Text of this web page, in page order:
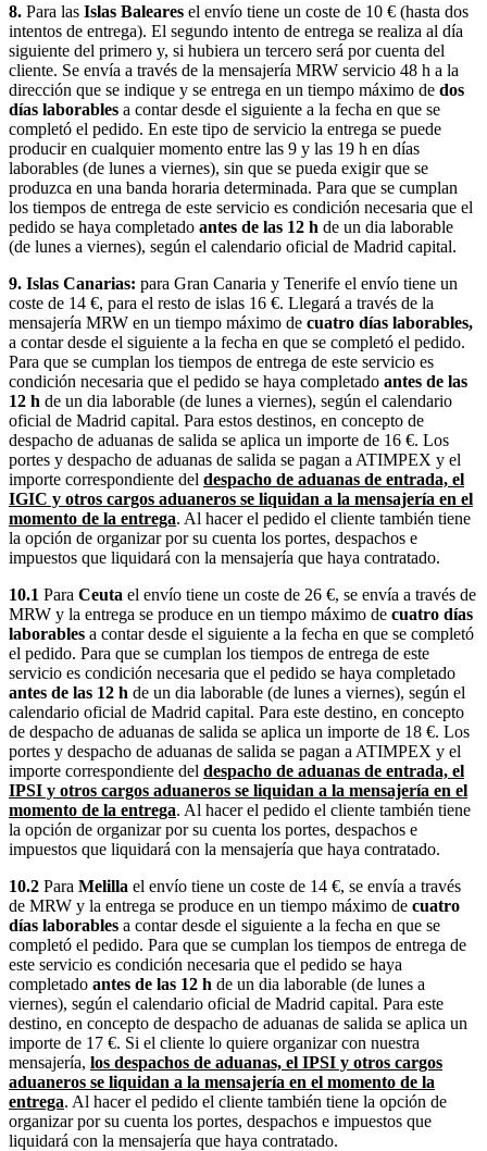
8. Para las Islas Baleares el envío tiene un coste de 10 € (hasta dos
intentos de entrega). El segundo intento de entrega se realiza al día
siguiente del primero y, si hubiera un tercero será por cuenta del
cliente. Se envía a través de la mensajería MRW servicio 48 h a la
dirección que se indique y se entrega en un tiempo máximo de dos
días laborables a contar desde el siguiente a la fecha en que se
completó el pedido. En este tipo de servicio la entrega se puede
producir en cualquier momento entre las 9 y las 19 h en días
laborables (de lunes a viernes), sin que se pueda exigir que se
produzca en una banda horaria determinada. Para que se cumplan
los tiempos de entrega de este servicio es condición necesaria que el
pedido se haya completado antes de las 12 h de un dia laborable
(de lunes a viernes), según el calendario oficial de Madrid capital.
9. Islas Canarias: para Gran Canaria y Tenerife el envío tiene un
coste de 14 €, para el resto de islas 16 €. Llegará a través de la
mensajería MRW en un tiempo máximo de cuatro días laborables,
a contar desde el siguiente a la fecha en que se completó el pedido.
Para que se cumplan los tiempos de entrega de este servicio es
condición necesaria que el pedido se haya completado antes de las
12 h de un dia laborable (de lunes a viernes), según el calendario
oficial de Madrid capital. Para estos destinos, en concepto de
despacho de aduanas de salida se aplica un importe de 16 €. Los
portes y despacho de aduanas de salida se pagan a ATIMPEX y el
importe correspondiente del despacho de aduanas de entrada, el
IGIC y otros cargos aduaneros se liquidan a la mensajería en el
momento de la entrega. Al hacer el pedido el cliente también tiene
la opción de organizar por su cuenta los portes, despachos e
impuestos que liquidará con la mensajería que haya contratado.
10.1 Para Ceuta el envío tiene un coste de 26 €, se envía a través de
MRW y la entrega se produce en un tiempo máximo de cuatro días
laborables a contar desde el siguiente a la fecha en que se completó
el pedido. Para que se cumplan los tiempos de entrega de este
servicio es condición necesaria que el pedido se haya completado
antes de las 12 h de un dia laborable (de lunes a viernes), según el
calendario oficial de Madrid capital. Para este destino, en concepto
de despacho de aduanas de salida se aplica un importe de 18 €. Los
portes y despacho de aduanas de salida se pagan a ATIMPEX y el
importe correspondiente del despacho de aduanas de entrada, el
IPSI y otros cargos aduaneros se liquidan a la mensajería en el
momento de la entrega. Al hacer el pedido el cliente también tiene
la opción de organizar por su cuenta los portes, despachos e
impuestos que liquidará con la mensajería que haya contratado.
10.2 Para Melilla el envío tiene un coste de 14 €, se envía a través
de MRW y la entrega se produce en un tiempo máximo de cuatro
días laborables a contar desde el siguiente a la fecha en que se
completó el pedido. Para que se cumplan los tiempos de entrega de
este servicio es condición necesaria que el pedido se haya
completado antes de las 12 h de un dia laborable (de lunes a
viernes), según el calendario oficial de Madrid capital. Para este
destino, en concepto de despacho de aduanas de salida se aplica un
importe de 17 €. Si el cliente lo quiere organizar con nuestra
mensajería, los despachos de aduanas, el IPSI y otros cargos
aduaneros se liquidan a la mensajería en el momento de la
entrega. Al hacer el pedido el cliente también tiene la opción de
organizar por su cuenta los portes, despachos e impuestos que
liquidará con la mensajería que haya contratado.